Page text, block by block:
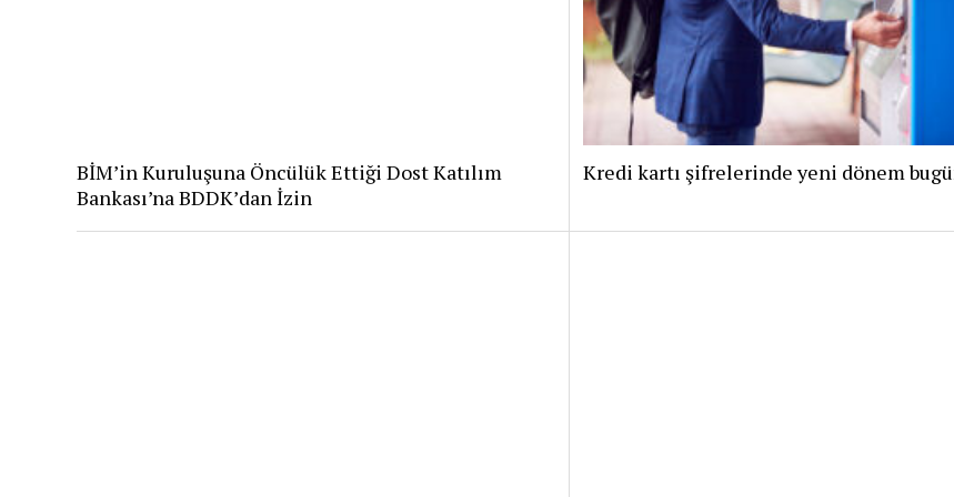
BİM’in Kuruluşuna Öncülük Ettiği Dost Katılım
Bankası’na BDDK’dan İzin
Kredi kartı şifrelerinde yeni dönem